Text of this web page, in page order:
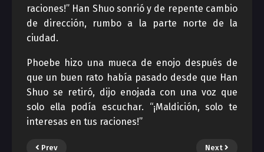
raciones!” Han Shuo sonrió y de repente cambio
de dirección, rumbo a la parte norte de la
ciudad.
Phoebe hizo una mueca de enojo después de
que un buen rato había pasado desde que Han
Shuo se retiró, dijo enojada con una voz que
solo ella podía escuchar. “¡Maldición, solo te
interesas en tus raciones!”
Prev Next